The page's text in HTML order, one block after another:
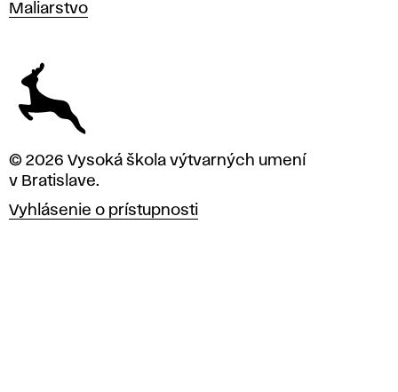
Katedry
Maliarstvo
© 2026 Vysoká škola výtvarných umení
v Bratislave.
Vyhlásenie o prístupnosti